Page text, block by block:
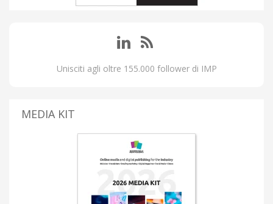
Unisciti agli oltre 155.000 follower di IMP
MEDIA KIT